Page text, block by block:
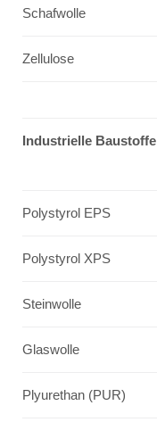
Schafwolle
Zellulose
Industrielle Baustoffe
Polystyrol EPS
Polystyrol XPS
Steinwolle
Glaswolle
Plyurethan (PUR)